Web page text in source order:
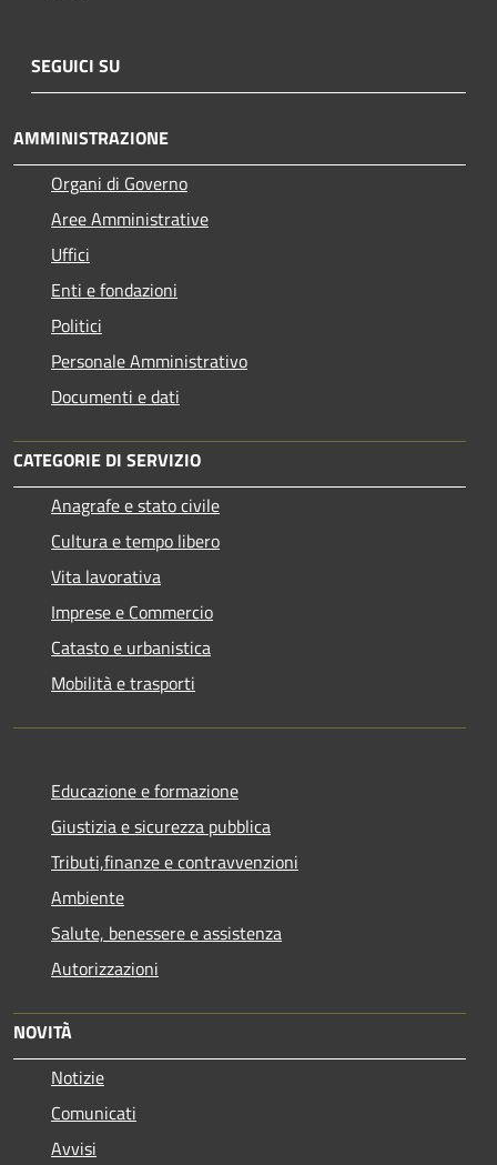
SEGUICI SU
AMMINISTRAZIONE
Organi di Governo
Aree Amministrative
Uffici
Enti e fondazioni
Politici
Personale Amministrativo
Documenti e dati
CATEGORIE DI SERVIZIO
Anagrafe e stato civile
Cultura e tempo libero
Vita lavorativa
Imprese e Commercio
Catasto e urbanistica
Mobilità e trasporti
Educazione e formazione
Giustizia e sicurezza pubblica
Tributi,finanze e contravvenzioni
Ambiente
Salute, benessere e assistenza
Autorizzazioni
NOVITÀ
Notizie
Comunicati
Avvisi